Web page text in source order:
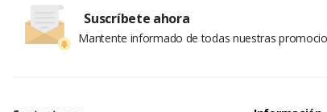
Suscríbete ahora
Mantente informado de todas nuestras